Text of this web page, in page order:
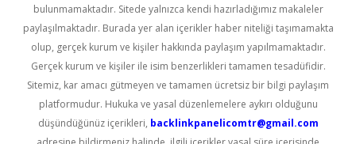
bulunmamaktadır. Sitede yalnızca kendi hazırladığımız makaleler
paylaşılmaktadır. Burada yer alan içerikler haber niteliği taşımamakta
olup, gerçek kurum ve kişiler hakkında paylaşım yapılmamaktadır.
Gerçek kurum ve kişiler ile isim benzerlikleri tamamen tesadüfidir.
Sitemiz, kar amacı gütmeyen ve tamamen ücretsiz bir bilgi paylaşım
platformudur. Hukuka ve yasal düzenlemelere aykırı olduğunu
düşündüğünüz içerikleri, backlinkpanelicomtr@gmail.com